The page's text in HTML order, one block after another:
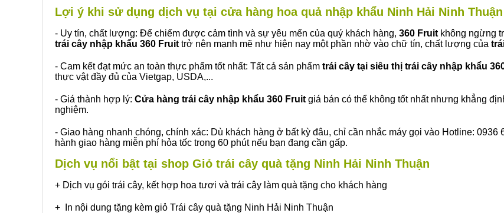
Lợi ý khi sử dụng dịch vụ tại cửa hàng hoa quả nhập khẩu Ninh Hải Ninh Thuận
- Uy tín, chất lượng: Để chiếm được cảm tình và sự yêu mến của quý khách hàng, 360 Fruit không ngừng
trái cây nhập khẩu 360 Fruit trở nên mạnh mẽ như hiện nay một phần nhờ vào chữ tín, chất lượng của
- Cam kết đạt mức an toàn thực phẩm tốt nhất: Tất cả sản phẩm trái cây tại siêu thị trái cây nhập khẩu
thực vật đầy đủ của Vietgap, USDA,...
- Giá thành hợp lý: Cửa hàng trái cây nhập khẩu 360 Fruit giá bán có thể không tốt nhất nhưng khẳng
nghiệm.
- Giao hàng nhanh chóng, chính xác: Dù khách hàng ở bất kỳ đâu, chỉ cần nhắc máy gọi vào Hotline: 0936
hành giao hàng miễn phí hỏa tốc trong 60 phút nếu bạn đang cần gấp.
Dịch vụ nổi bật tại shop Giỏ trái cây quà tặng Ninh Hải Ninh Thuận
+ Dịch vụ gói trái cây, kết hợp hoa tươi và trái cây làm quà tặng cho khách hàng
+ In nội dung tặng kèm giỏ Trái cây quà tặng Ninh Hải Ninh Thuận